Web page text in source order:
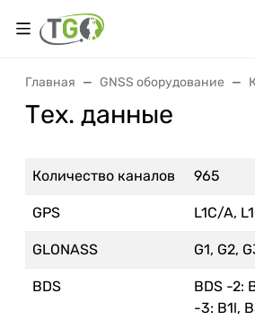
Главная GNSS оборудование
Тех. данные
Количество каналов 965
GPS L1C/A,
GLONASS G1, G2,
BDS
BDS -2:
-3: B1l,